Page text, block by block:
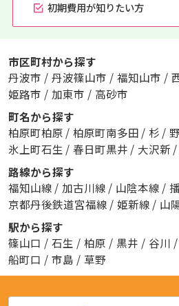
初期費用が知りたい方
市区町村から探す
丹波市 / 丹波篠山市 / 福知山市 /
姫路市 / 加東市 / 高砂市
町名から探す
柏原町柏原 / 柏原町南多田 / 杉 /
氷上町石生 / 春日町黒井 / 大沢新 /
路線から探す
福知山線 / 加古川線 / 山陰本線 /
京都丹後鉄道宮福線 / 姫新線 / 山
駅から探す
篠山口 / 石生 / 柏原 / 黒井 / 谷川 /
船町口 / 市島 / 草野